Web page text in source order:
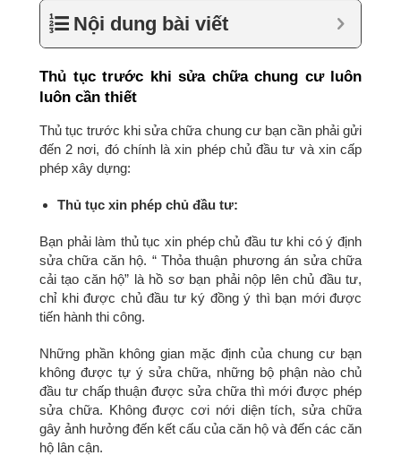
Nội dung bài viết
Thủ tục trước khi sửa chữa chung cư luôn
luôn cần thiết
Thủ tục trước khi sửa chữa chung cư bạn cần phải gửi
đến 2 nơi, đó chính là xin phép chủ đầu tư và xin cấp
phép xây dựng:
Thủ tục xin phép chủ đầu tư:
Bạn phải làm thủ tục xin phép chủ đầu tư khi có ý định
sửa chữa căn hộ. “ Thỏa thuận phương án sửa chữa
cải tạo căn hộ” là hồ sơ bạn phải nộp lên chủ đầu tư,
chỉ khi được chủ đầu tư ký đồng ý thì bạn mới được
tiến hành thi công.
Những phần không gian mặc định của chung cư bạn
không được tự ý sửa chữa, những bộ phận nào chủ
đầu tư chấp thuận được sửa chữa thì mới được phép
sửa chữa. Không được cơi nới diện tích, sửa chữa
gây ảnh hưởng đến kết cấu của căn hộ và đến các căn
hộ lân cận.